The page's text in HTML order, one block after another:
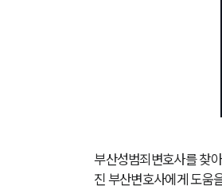
부산성범죄변호사를 찾
진 부산변호사에게 도움